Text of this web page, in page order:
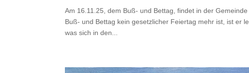
Am 16.11.25, dem Buß- und Bettag, findet in der
Buß- und Bettag kein gesetzlicher Feiertag mehr ist, ist er
was sich in den...